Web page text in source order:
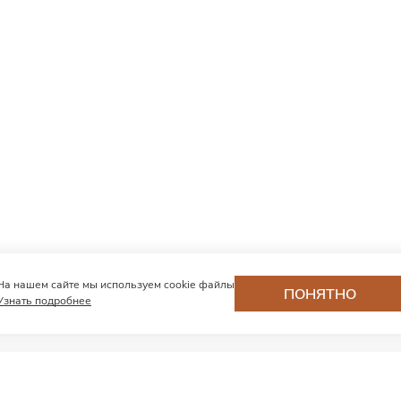
нашем сайте мы используем cookie файлы
подробнее
ПОНЯТНО